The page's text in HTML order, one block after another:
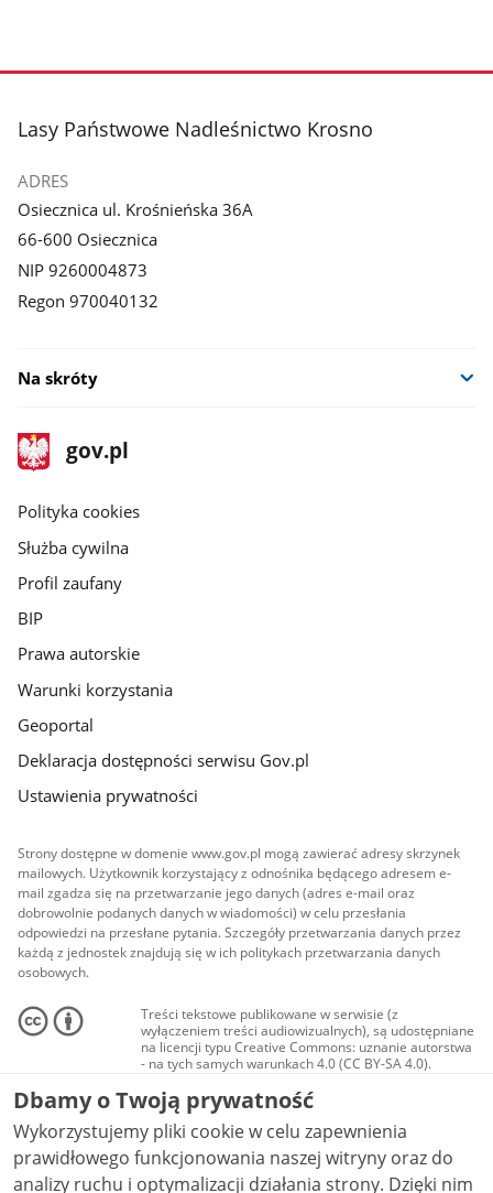
stopka
Lasy Państwowe Nadleśnictwo Krosno
ADRES
Osiecznica ul. Krośnieńska 36A
66-600 Osiecznica
NIP 9260004873
Regon 970040132
Na skróty
stopka
gov.pl
Strona
gov.pl
gov.pl
Polityka cookies
Służba cywilna
Profil zaufany
BIP
Prawa autorskie
Warunki korzystania
Geoportal
Deklaracja dostępności serwisu Gov.pl
Ustawienia prywatności
Strony dostępne w domenie www.gov.pl mogą zawierać adresy skrzynek
mailowych. Użytkownik korzystający z odnośnika będącego adresem e-
mail zgadza się na przetwarzanie jego danych (adres e-mail oraz
dobrowolnie podanych danych w wiadomości) w celu przesłania
odpowiedzi na przesłane pytania. Szczegóły przetwarzania danych przez
każdą z jednostek znajdują się w ich politykach przetwarzania danych
osobowych.
Treści tekstowe publikowane w serwisie (z
wyłączeniem treści audiowizualnych), są udostępniane
na licencji typu Creative Commons: uznanie autorstwa
- na tych samych warunkach 4.0 (CC BY-SA 4.0).
Materiały audiowizualne, w tym zdjęcia, materiały
audio i wideo, są udostępniane na licencji typu
Creative Commons: uznanie autorstwa użycie
niekomercyjne - bez utworów zależnych 4.0 (CC BY-
NC-ND 4.0), o ile nie jest to stwierdzone inaczej.
Dbamy o Twoją prywatność
Wykorzystujemy pliki cookie w celu zapewnienia
prawidłowego funkcjonowania naszej witryny oraz do
analizy ruchu i optymalizacji działania strony. Dzięki nim